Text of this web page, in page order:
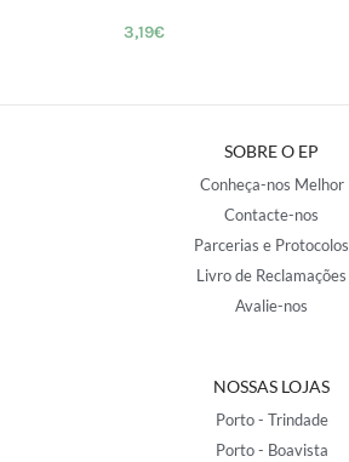
3,19€
SOBRE O EP
Conheça-nos Melhor
Contacte-nos
Parcerias e Protocolos
Livro de Reclamações
Avalie-nos
NOSSAS LOJAS
Porto - Trindade
Porto - Boavista